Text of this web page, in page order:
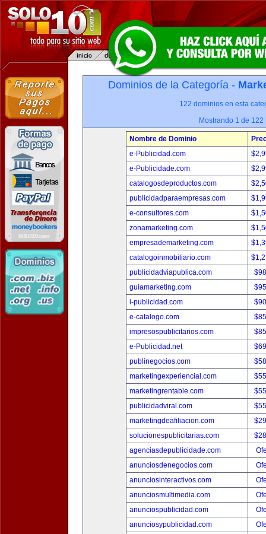
Dominios de la Categoría -
122 dominios en esta
Mostrando 1 de 122
Nombre de Dominio
e-Publicidad.com
e-Publicidade.com
catalogosdeproductos.com
publicidadparaempresas.com
e-consultores.com
zonamarketing.com
empresademarketing.com
catalogoinmobiliario.com
publicidadviapublica.com
guiamarketing.com
i-publicidad.com
e-catalogo.com
impresospublicitarios.com
e-Publicidad.net
publinegocios.com
marketingexperiencial.com
marketingrentable.com
publicidadviral.com
marketingdeafiliacion.com
solucionespublicitarias.com
agenciasdepublicidade.com
anunciosdenegocios.com
anunciosinteractivos.com
anunciosmultimedia.com
anunciospublicidad.com
anunciosypublicidad.com